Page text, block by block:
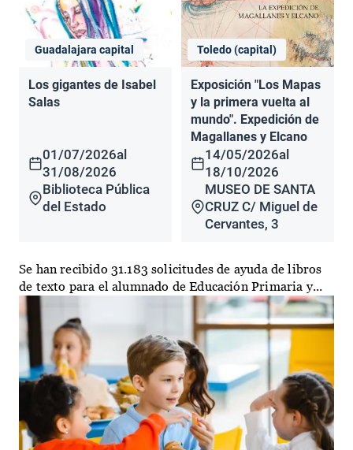
Guadalajara capital
Los gigantes de Isabel
Salas
01/07/2026al
31/08/2026
Biblioteca Pública
del Estado
Toledo (capital)
Exposición "Los Mapas
y la primera vuelta al
mundo". Expedición de
Magallanes y Elcano
14/05/2026al
18/10/2026
MUSEO DE SANTA
CRUZ C/ Miguel de
Cervantes, 3
Se han recibido 31.183 solicitudes de ayuda de libros
de texto para el alumnado de Educación Primaria y...